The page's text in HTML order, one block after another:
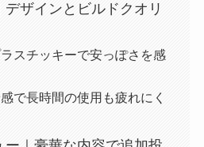
ザインとビルドクオリ
スチッキーで安っぽさを感
で長時間の使用も疲れにく